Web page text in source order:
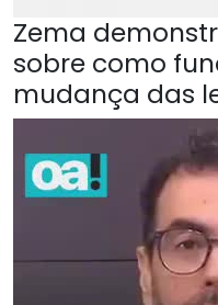
Zema
sobre como
mudança das